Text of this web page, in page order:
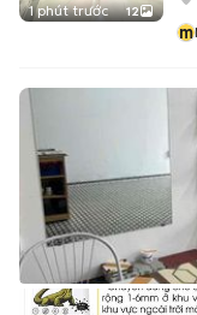
1 phút trước 12
m